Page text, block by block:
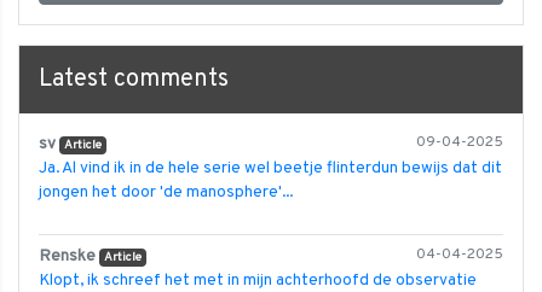
Latest comments
09-04-2025
sv Article
Ja. Al vind ik in de hele serie wel beetje flinterdun bewijs dat dit
jongen het door 'de manosphere'...
04-04-2025
Renske Article
Klopt, ik schreef het met in mijn achterhoofd de observatie